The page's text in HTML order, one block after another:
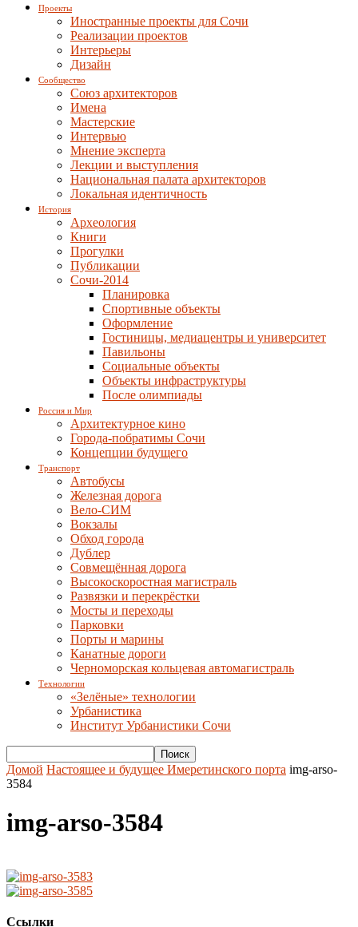
Проекты
Иностранные проекты для Сочи
Реализации проектов
Интерьеры
Дизайн
Сообщество
Союз архитекторов
Имена
Мастерские
Интервью
Мнение эксперта
Лекции и выступления
Национальная палата архитекторов
Локальная идентичность
История
Археология
Книги
Прогулки
Публикации
Сочи-2014
Планировка
Спортивные объекты
Оформление
Гостиницы, медиацентры и университет
Павильоны
Социальные объекты
Объекты инфраструктуры
После олимпиады
Россия и Мир
Архитектурное кино
Города-побратимы Сочи
Концепции будущего
Транспорт
Автобусы
Железная дорога
Вело-СИМ
Вокзалы
Обход города
Дублер
Совмещённая дорога
Высокоскоростная магистраль
Развязки и перекрёстки
Мосты и переходы
Парковки
Порты и марины
Канатные дороги
Черноморская кольцевая автомагистраль
Технологии
«Зелёные» технологии
Урбанистика
Институт Урбанистики Сочи
Домой Настоящее и будущее Имеретинского порта img-arso-
3584
img-arso-3584
Ссылки